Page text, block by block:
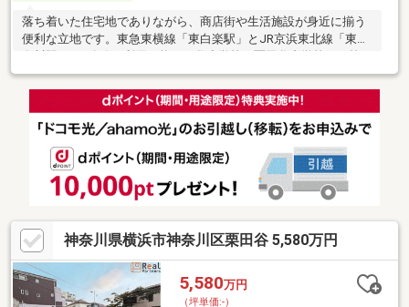
落ち着いた住宅地でありながら、商店街や生活施設が身近に揃う
便利な立地です。東急東横線「東白楽駅」とJR京浜東北線「東神
徒歩10分圏内にあり、日々の通学も安心の住環境です。土地所有
権（2585万円）は元付（株）杉浦商事となります。
神奈川県横浜市神奈川区栗田谷 5,580万円
5,580万円
（坪単価:-）